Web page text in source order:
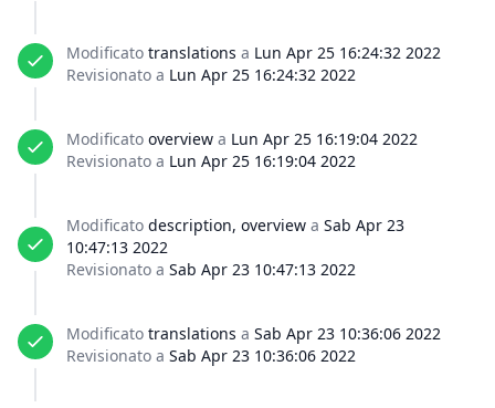
Modificato translations a Lun Apr 25 16:24:32 2022
Revisionato a Lun Apr 25 16:24:32 2022
Modificato overview a Lun Apr 25 16:19:04 2022
Revisionato a Lun Apr 25 16:19:04 2022
Modificato description, overview a Sab Apr 23
10:47:13 2022
Revisionato a Sab Apr 23 10:47:13 2022
Modificato translations a Sab Apr 23 10:36:06 2022
Revisionato a Sab Apr 23 10:36:06 2022